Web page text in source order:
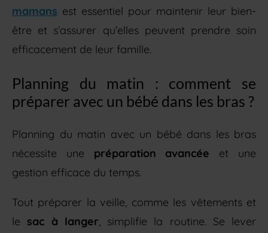
mamans est essentiel pour maintenir leur bien-
être et s’assurer qu’elles peuvent prendre soin
efficacement de leur famille.
Planning du matin : comment se
préparer avec un bébé dans les bras ?
Planning du matin avec un bébé dans les bras
nécessite une préparation avancée et une
gestion efficace du temps.
Tout préparer la veille, comme les vêtements et
le sac à langer, simplifie la routine. Se lever